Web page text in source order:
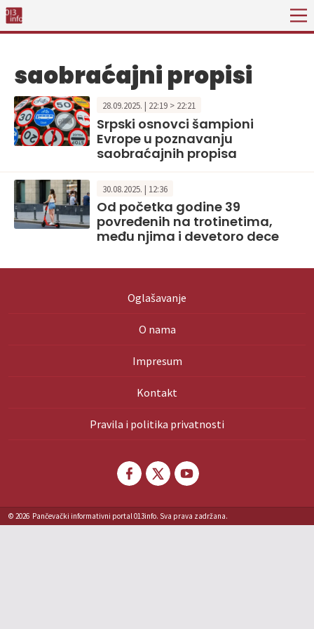
saobraćajni propisi
28.09.2025. | 22:19 > 22:21
Srpski osnovci šampioni
Evrope u poznavanju
saobraćajnih propisa
30.08.2025. | 12:36
Od početka godine 39
povređenih na trotinetima,
među njima i devetoro dece
Oglašavanje
O nama
Impresum
Kontakt
Pravila i politika privatnosti
© 2026 Pančevački informativni portal 013info. Sva prava zadržana.